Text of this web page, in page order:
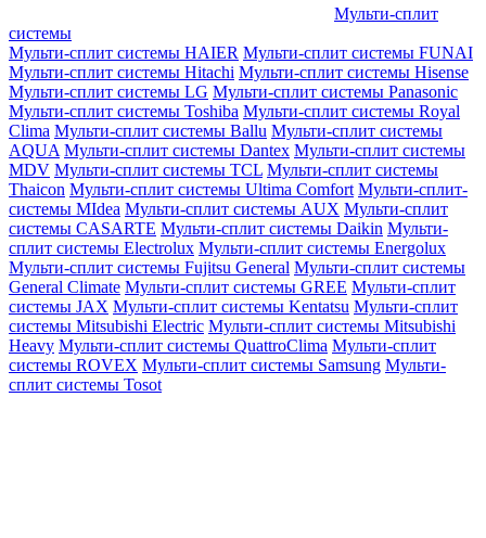
Мульти-сплит
системы
Мульти-сплит системы HAIER Мульти-сплит системы FUNAI
Мульти-сплит системы Hitachi Мульти-сплит системы Hisense
Мульти-сплит системы LG Мульти-сплит системы Panasonic
Мульти-сплит системы Toshiba Мульти-сплит системы Royal
Clima Мульти-сплит системы Ballu Мульти-сплит системы
AQUA Мульти-сплит системы Dantex Мульти-сплит системы
MDV Мульти-сплит системы TCL Мульти-сплит системы
Thaicon Мульти-сплит системы Ultima Comfort Мульти-сплит-
системы MIdea Мульти-сплит системы AUX Мульти-сплит
системы CASARTE Мульти-сплит системы Daikin Мульти-
сплит системы Electrolux Мульти-сплит системы Energolux
Мульти-сплит системы Fujitsu General Мульти-сплит системы
General Climate Мульти-сплит системы GREE Мульти-сплит
системы JAX Мульти-сплит системы Kentatsu Мульти-сплит
системы Mitsubishi Electric Мульти-сплит системы Mitsubishi
Heavy Мульти-сплит системы QuattroClima Мульти-сплит
системы ROVEX Мульти-сплит системы Samsung Мульти-
сплит системы Tosot